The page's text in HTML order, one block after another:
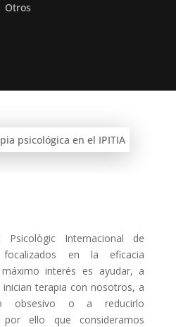
Otros
Internacional de
focalizados en la eficacia
interés es ayudar, a
terapia con nosotros, a
obsesivo o a reducirlo
por ello que consideramos